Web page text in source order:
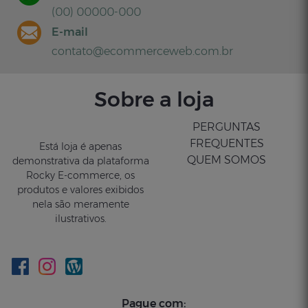
(00) 00000-000
E-mail
contato@ecommerceweb.com.br
Sobre a loja
Está loja é apenas
demonstrativa da plataforma
Rocky E-commerce, os
produtos e valores exibidos
nela são meramente
ilustrativos.
PERGUNTAS
FREQUENTES
QUEM SOMOS
Pague com: